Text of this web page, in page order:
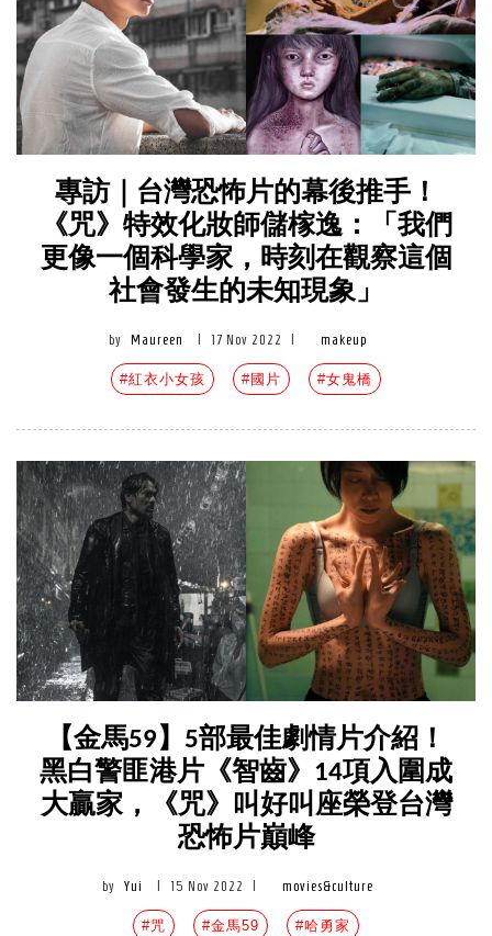
專訪｜台灣恐怖片的幕後推手！
《咒》特效化妝師儲榢逸：「我們
更像一個科學家，時刻在觀察這個
社會發生的未知現象」
by Maureen 17 Nov 2022 makeup
#紅衣小女孩 #國片 #女鬼橋
【金馬59】5部最佳劇情片介紹！
黑白警匪港片《智齒》14項入圍成
大贏家，《咒》叫好叫座榮登台灣
恐怖片巔峰
by Yui 15 Nov 2022 movies&culture
#咒 #金馬59 #哈勇家